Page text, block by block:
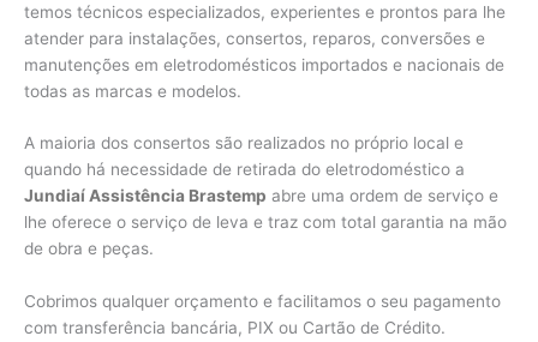
temos técnicos especializados, experientes e prontos para lhe
atender para instalações, consertos, reparos, conversões e
manutenções em eletrodomésticos importados e nacionais de
todas as marcas e modelos.
A maioria dos consertos são realizados no próprio local e
quando há necessidade de retirada do eletrodoméstico a
Jundiaí Assistência Brastemp abre uma ordem de serviço e
lhe oferece o serviço de leva e traz com total garantia na mão
de obra e peças.
Cobrimos qualquer orçamento e facilitamos o seu pagamento
com transferência bancária, PIX ou Cartão de Crédito.